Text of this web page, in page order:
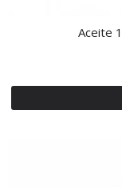
Aceite